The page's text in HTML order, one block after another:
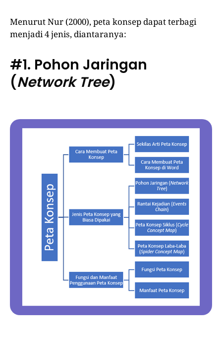
Menurut Nur (2000), peta konsep dapat terbagi
menjadi 4 jenis, diantaranya:
#1. Pohon Jaringan
(Network Tree)